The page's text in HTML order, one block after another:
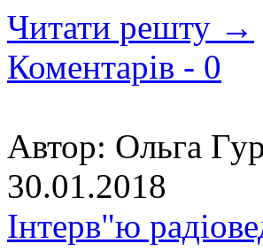
Читати решту →
Коментарів - 0
Автор: Ольга
30.01.2018
Інтерв"ю